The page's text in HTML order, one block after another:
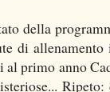
della
di
primo anno